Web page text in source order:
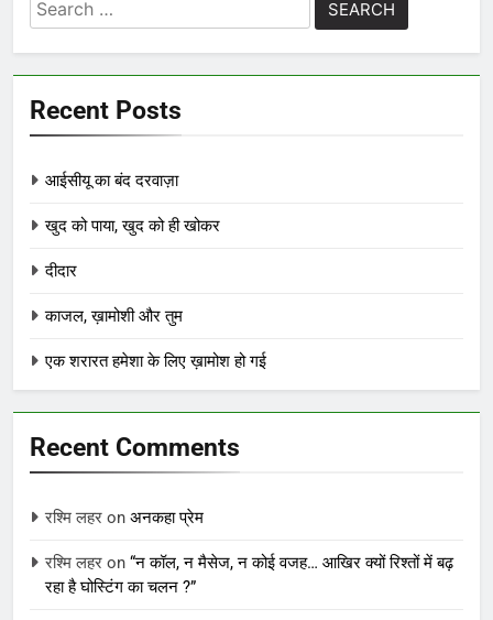
for:
Recent Posts
आईसीयू का बंद दरवाज़ा
खुद को पाया, खुद को ही खोकर
दीदार
काजल, ख़ामोशी और तुम
एक शरारत हमेशा के लिए ख़ामोश हो गई
Recent Comments
रश्मि लहर on अनकहा प्रेम
रश्मि लहर on “न कॉल, न मैसेज, न कोई वजह… आखिर क्यों रिश्तों में बढ़
रहा है घोस्टिंग का चलन ?”